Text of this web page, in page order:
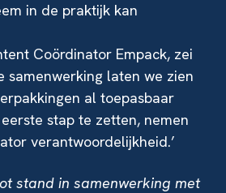
in de praktijk kan
Coördinator Empack, zei
samenwerking laten we zien
al toepasbaar
stap te zetten, nemen
verantwoordelijkheid.’
stand in samenwerking met